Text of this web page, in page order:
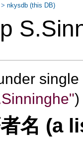
)
名 (a
>nkysdb (this DB)